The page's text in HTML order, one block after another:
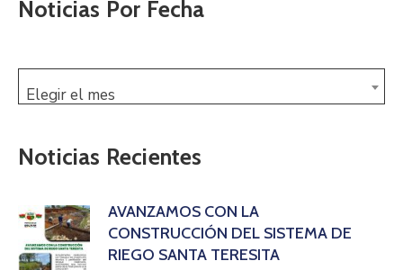
Noticias Por Fecha
Elegir el mes
Noticias Recientes
AVANZAMOS CON LA
CONSTRUCCIÓN DEL SISTEMA DE
RIEGO SANTA TERESITA